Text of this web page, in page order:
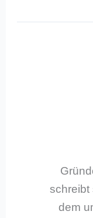
schreibt
dem